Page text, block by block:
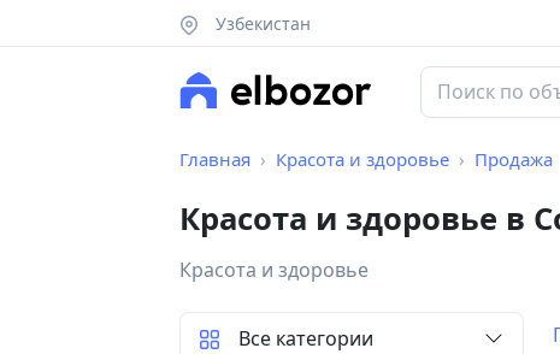
Узбекистан
Главная Красота и здоровье Продажа
Красота и здоровье в
Красота и здоровье
Все категории